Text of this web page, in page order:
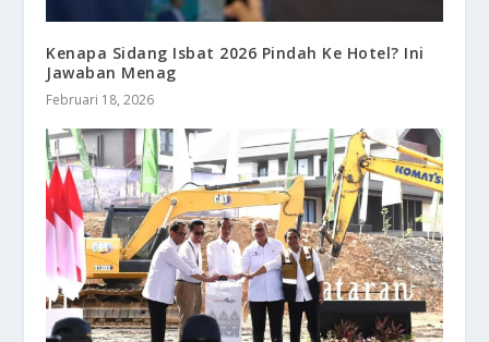
Kenapa Sidang Isbat 2026 Pindah Ke Hotel? Ini
Jawaban Menag
Februari 18, 2026